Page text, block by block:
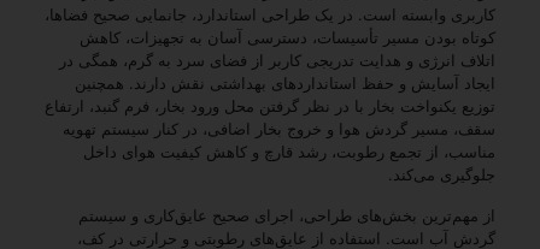
کاربری وابسته است. در یک طراحی استاندارد، جانمایی صحیح فضاها،
کوتاه بودن مسیر تأسیسات، دسترسی آسان به تجهیزات، کاهش
اتلاف انرژی و هدایت تدریجی کاربر از فضای سرد به گرم، همگی در
ایجاد آسایش و حفظ استانداردهای بهداشتی نقش دارند. همچنین
توزیع یکنواخت بخار با در نظر گرفتن محل ورود بخار، فرم گنبد، ارتفاع
سقف، مسیر گردش هوا و خروج بخار اضافی، در کنار سیستم تهویه
مناسب، از تجمع رطوبت، رشد قارچ و کاهش کیفیت هوای داخل
جلوگیری می‌کند.
از مهم‌ترین بخش‌های طراحی، اجرای صحیح عایق‌کاری و سیستم
گردش آب است. استفاده از عایق‌های رطوبتی و حرارتی در کف،